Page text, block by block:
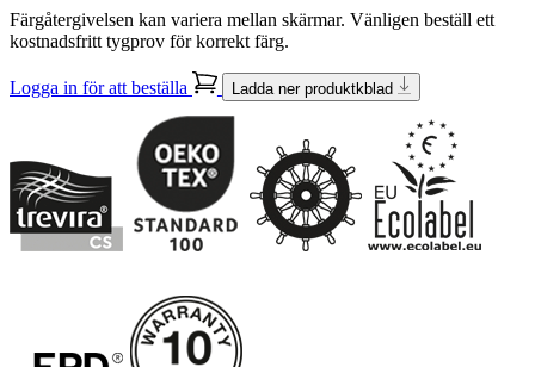
Färgåtergivelsen kan variera mellan skärmar. Vänligen beställ ett
kostnadsfritt tygprov för korrekt färg.
Logga in för att beställa Ladda ner produktkblad